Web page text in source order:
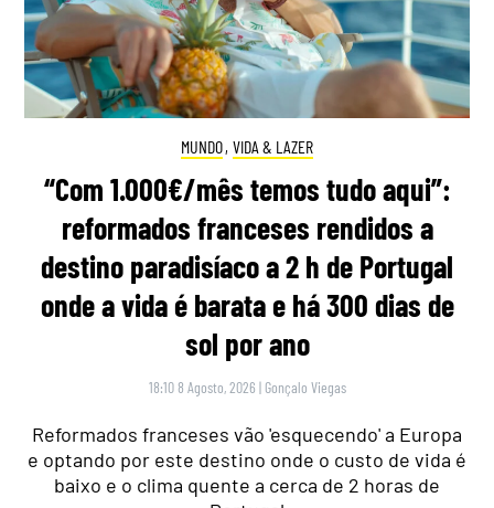
MUNDO, VIDA & LAZER
“Com 1.000€/mês temos tudo aqui”:
reformados franceses rendidos a
destino paradisíaco a 2 h de Portugal
onde a vida é barata e há 300 dias de
sol por ano
18:10 8 Agosto, 2026 | Gonçalo Viegas
Reformados franceses vão 'esquecendo' a Europa
e optando por este destino onde o custo de vida é
baixo e o clima quente a cerca de 2 horas de